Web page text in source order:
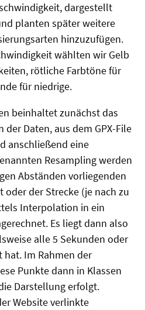
dargestellt
planten später weitere
hinzuzufügen.
wählten wir Gelb
rötliche Farbtöne für
für niedrige.
beinhaltet zunächst das
der Daten, aus dem GPX-File
anschließend eine
Resampling werden
Abständen vorliegenden
oder der Strecke (je nach zu
Interpolation in ein
Es liegt dann also
alle 5 Sekunden oder
hat. Im Rahmen der
Punkte dann in Klassen
Darstellung erfolgt.
Website verlinkte